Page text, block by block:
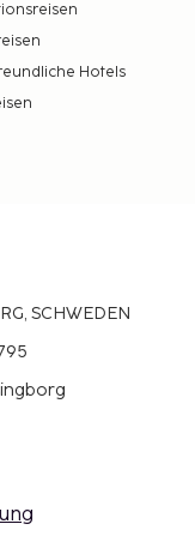
Hotels
SCHWEDEN